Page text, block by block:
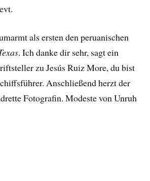
als ersten den peruanischen
. Ich danke dir sehr, sagt ein
zu Jesús Ruiz More, du bist
Anschließend herzt der
Fotografin. Modeste von Unruh